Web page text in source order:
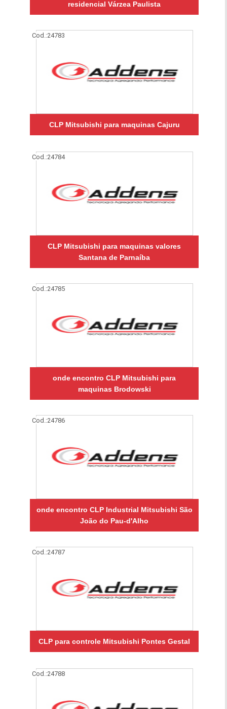
residencial Várzea Paulista
Cod.:24783
CLP Mitsubishi para maquinas Cajuru
Cod.:24784
CLP Mitsubishi para maquinas valores
Santana de Parnaíba
Cod.:24785
onde encontro CLP Mitsubishi para
maquinas Brodowski
Cod.:24786
onde encontro CLP Industrial Mitsubishi São
João do Pau-d'Alho
Cod.:24787
CLP para controle Mitsubishi Pontes Gestal
Cod.:24788